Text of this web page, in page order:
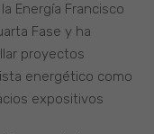
Energía Francisco
Fase y ha
proyectos
energético como
expositivos